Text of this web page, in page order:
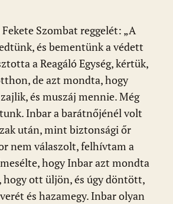
Szombat reggelét: „A
és bementünk a védett
a Reagáló Egység, kértük,
de azt mondta, hogy
és muszáj mennie. Még
Inbar a barátnőjénél volt
után, mint biztonsági őr
nem válaszolt, felhívtam a
hogy Inbar azt mondta
hogy ott üljön, és úgy döntött,
és hazamegy. Inbar olyan